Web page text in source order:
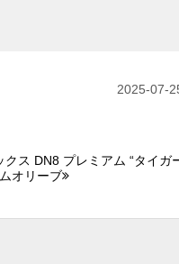
2025-07-
ス DN8 プレミアム “タイガ
オリーブ